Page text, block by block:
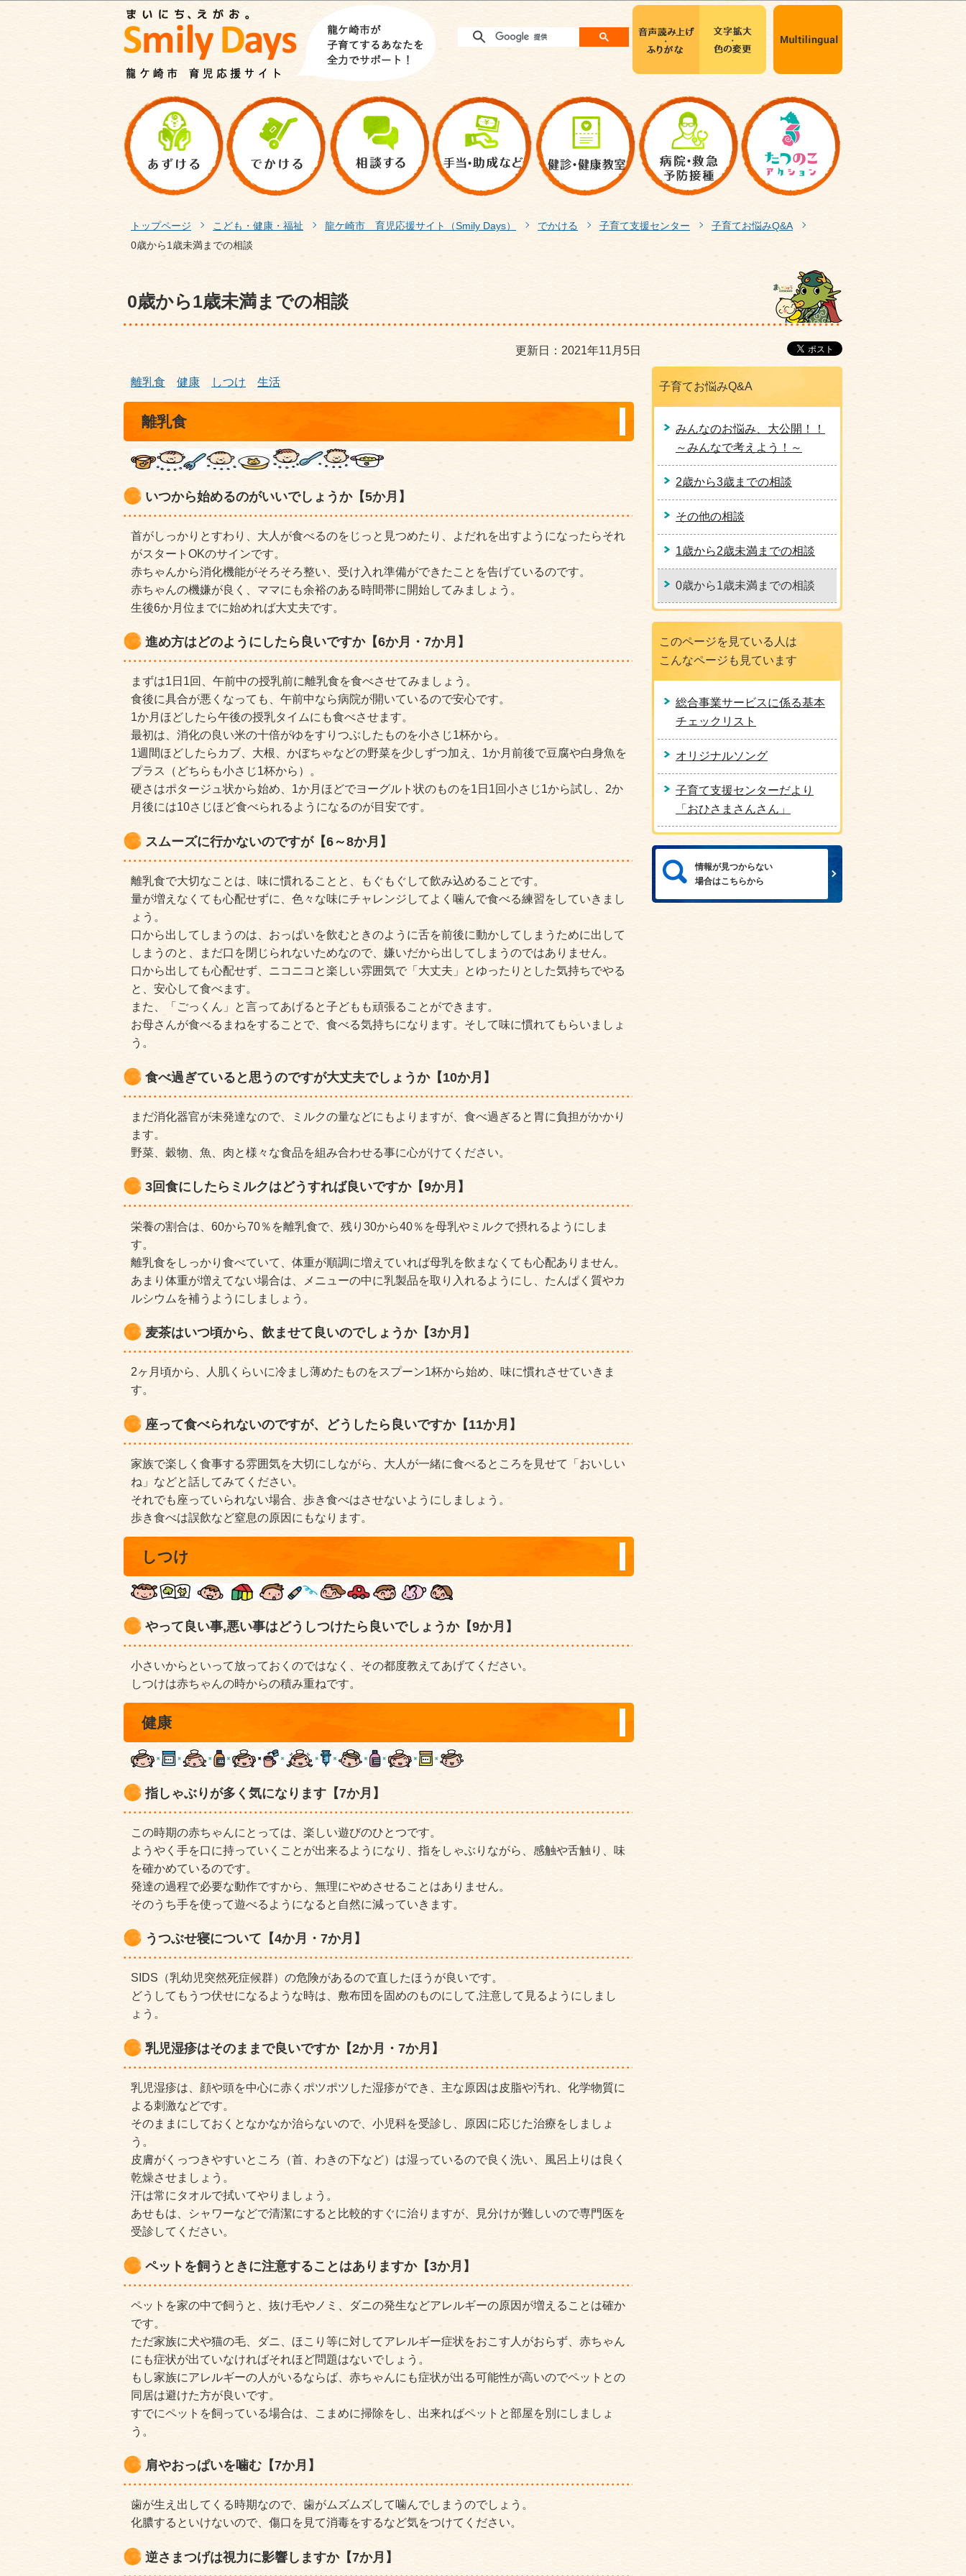
このページの本文へ移動
トップページ こども・健康・福祉 龍ケ崎市 育児応援サイト（Smily Days） でかける 子育て支援センター
子育てお悩みQ&A
0歳から1歳未満までの相談
0歳から1歳未満までの相談
更新日：2021年11月5日
離乳食 健康 しつけ 生活
離乳食
いつから始めるのがいいでしょうか【5か月】
首がしっかりとすわり、大人が食べるのをじっと見つめたり、よだれを出すようになったらそれ
がスタートOKのサインです。
赤ちゃんから消化機能がそろそろ整い、受け入れ準備ができたことを告げているのです。
赤ちゃんの機嫌が良く、ママにも余裕のある時間帯に開始してみましょう。
生後6か月位までに始めれば大丈夫です。
進め方はどのようにしたら良いですか【6か月・7か月】
まずは1日1回、午前中の授乳前に離乳食を食べさせてみましょう。
食後に具合が悪くなっても、午前中なら病院が開いているので安心です。
1か月ほどしたら午後の授乳タイムにも食べさせます。
最初は、消化の良い米の十倍がゆをすりつぶしたものを小さじ1杯から。
1週間ほどしたらカブ、大根、かぼちゃなどの野菜を少しずつ加え、1か月前後で豆腐や白身魚を
プラス（どちらも小さじ1杯から）。
硬さはポタージュ状から始め、1か月ほどでヨーグルト状のものを1日1回小さじ1から試し、2か
月後には10さじほど食べられるようになるのが目安です。
スムーズに行かないのですが【6～8か月】
離乳食で大切なことは、味に慣れることと、もぐもぐして飲み込めることです。
量が増えなくても心配せずに、色々な味にチャレンジしてよく噛んで食べる練習をしていきまし
ょう。
口から出してしまうのは、おっぱいを飲むときのように舌を前後に動かしてしまうために出して
しまうのと、まだ口を閉じられないためなので、嫌いだから出してしまうのではありません。
口から出しても心配せず、ニコニコと楽しい雰囲気で「大丈夫」とゆったりとした気持ちでやる
と、安心して食べます。
また、「ごっくん」と言ってあげると子どもも頑張ることができます。
お母さんが食べるまねをすることで、食べる気持ちになります。そして味に慣れてもらいましょ
う。
食べ過ぎていると思うのですが大丈夫でしょうか【10か月】
まだ消化器官が未発達なので、ミルクの量などにもよりますが、食べ過ぎると胃に負担がかかり
ます。
野菜、穀物、魚、肉と様々な食品を組み合わせる事に心がけてください。
3回食にしたらミルクはどうすれば良いですか【9か月】
栄養の割合は、60から70％を離乳食で、残り30から40％を母乳やミルクで摂れるようにしま
す。
離乳食をしっかり食べていて、体重が順調に増えていれば母乳を飲まなくても心配ありません。
あまり体重が増えてない場合は、メニューの中に乳製品を取り入れるようにし、たんぱく質やカ
ルシウムを補うようにしましょう。
麦茶はいつ頃から、飲ませて良いのでしょうか【3か月】
2ヶ月頃から、人肌くらいに冷まし薄めたものをスプーン1杯から始め、味に慣れさせていきま
す。
座って食べられないのですが、どうしたら良いですか【11か月】
家族で楽しく食事する雰囲気を大切にしながら、大人が一緒に食べるところを見せて「おいしい
ね」などと話してみてください。
それでも座っていられない場合、歩き食べはさせないようにしましょう。
歩き食べは誤飲など窒息の原因にもなります。
しつけ
やって良い事,悪い事はどうしつけたら良いでしょうか【9か月】
小さいからといって放っておくのではなく、その都度教えてあげてください。
しつけは赤ちゃんの時からの積み重ねです。
健康
指しゃぶりが多く気になります【7か月】
この時期の赤ちゃんにとっては、楽しい遊びのひとつです。
ようやく手を口に持っていくことが出来るようになり、指をしゃぶりながら、感触や舌触り、味
を確かめているのです。
発達の過程で必要な動作ですから、無理にやめさせることはありません。
そのうち手を使って遊べるようになると自然に減っていきます。
うつぶせ寝について【4か月・7か月】
SIDS（乳幼児突然死症候群）の危険があるので直したほうが良いです。
どうしてもうつ伏せになるような時は、敷布団を固めのものにして,注意して見るようにしまし
ょう。
乳児湿疹はそのままで良いですか【2か月・7か月】
乳児湿疹は、顔や頭を中心に赤くポツポツした湿疹ができ、主な原因は皮脂や汚れ、化学物質に
よる刺激などです。
そのままにしておくとなかなか治らないので、小児科を受診し、原因に応じた治療をしましょ
う。
皮膚がくっつきやすいところ（首、わきの下など）は湿っているので良く洗い、風呂上りは良く
乾燥させましょう。
汗は常にタオルで拭いてやりましょう。
あせもは、シャワーなどで清潔にすると比較的すぐに治りますが、見分けが難しいので専門医を
受診してください。
ペットを飼うときに注意することはありますか【3か月】
ペットを家の中で飼うと、抜け毛やノミ、ダニの発生などアレルギーの原因が増えることは確か
です。
ただ家族に犬や猫の毛、ダニ、ほこり等に対してアレルギー症状をおこす人がおらず、赤ちゃん
にも症状が出ていなければそれほど問題はないでしょう。
もし家族にアレルギーの人がいるならば、赤ちゃんにも症状が出る可能性が高いのでペットとの
同居は避けた方が良いです。
すでにペットを飼っている場合は、こまめに掃除をし、出来ればペットと部屋を別にしましょ
う。
肩やおっぱいを噛む【7か月】
歯が生え出してくる時期なので、歯がムズムズして噛んでしまうのでしょう。
化膿するといけないので、傷口を見て消毒をするなど気をつけてください。
逆さまつげは視力に影響しますか【7か月】
子育てお悩みQ&A
みんなのお悩み、大公開！！
～みんなで考えよう！～
2歳から3歳までの相談
その他の相談
1歳から2歳未満までの相談
0歳から1歳未満までの相談
このページを見ている人は
こんなページも見ています
総合事業サービスに係る基本
チェックリスト
オリジナルソング
子育て支援センターだより
「おひさまさんさん」
情報が見つからない
場合はこちらから